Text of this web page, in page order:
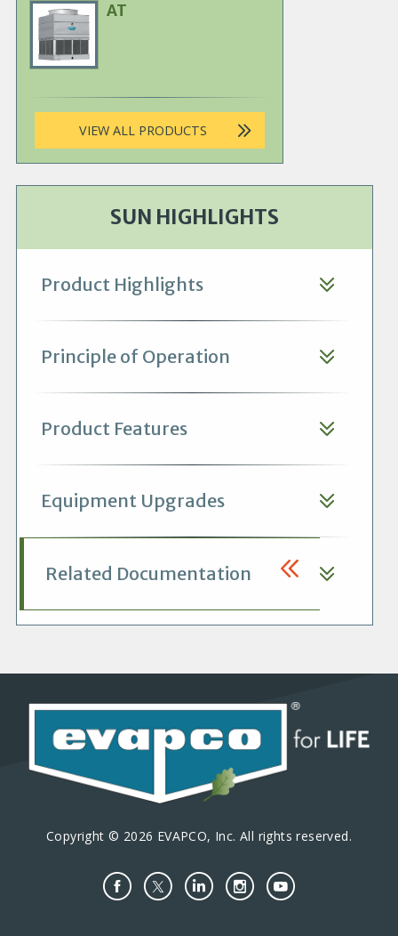
Primary
Product
Image
AT
VIEW ALL PRODUCTS
SUN HIGHLIGHTS
Product Highlights
Principle of Operation
Product Features
Equipment Upgrades
Related Documentation
Copyright © 2026 EVAPCO, Inc. All rights reserved.